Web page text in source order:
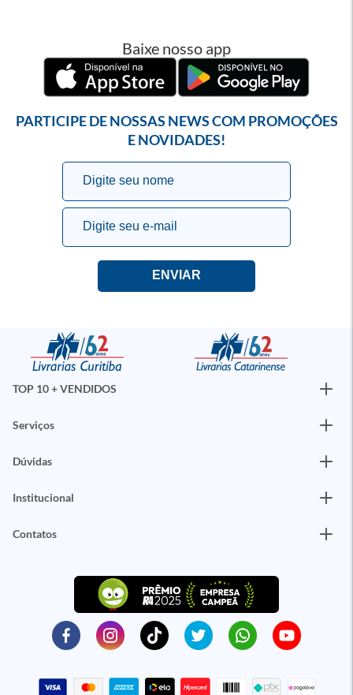
Baixe nosso app
PARTICIPE DE NOSSAS NEWS COM PROMOÇÕES
E NOVIDADES!
TOP 10 + VENDIDOS
Serviços
Dúvidas
Institucional
Contatos